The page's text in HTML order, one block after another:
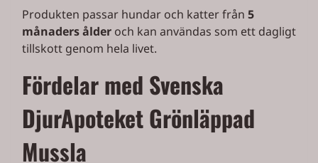
Produkten passar hundar och katter från 5
månaders ålder och kan användas som ett dagligt
tillskott genom hela livet.
Fördelar med Svenska
DjurApoteket Grönläppad
Mussla